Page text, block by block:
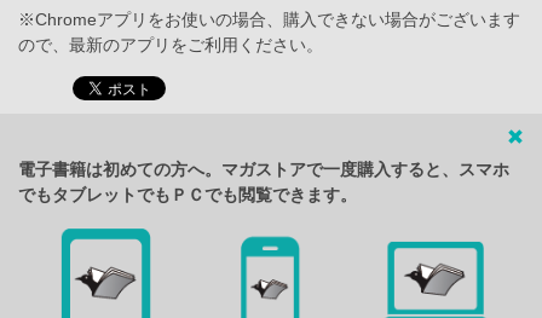
※Chromeアプリをお使いの場合、購入できない場合がございます
ので、最新のアプリをご利用ください。
電子書籍は初めての方へ。マガストアで一度購入すると、スマホ
でもタブレットでもＰＣでも閲覧できます。